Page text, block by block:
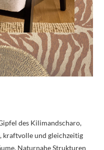
des Kilimandscharo,
kraftvolle und gleichzeitig
Naturnahe Strukturen